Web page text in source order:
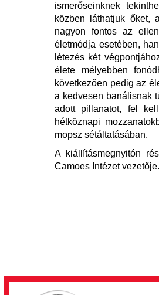
ismerőseinknek
közben láthatjuk őket,
nagyon fontos az
életmódja esetében,
létezés két
élete mélyebben
következően pedig az
a kedvesen banálisnak
adott pillanatot, fel
hétköznapi
mopsz sétáltatásában.
A kiállításmegnyitón
Camoes Intézet